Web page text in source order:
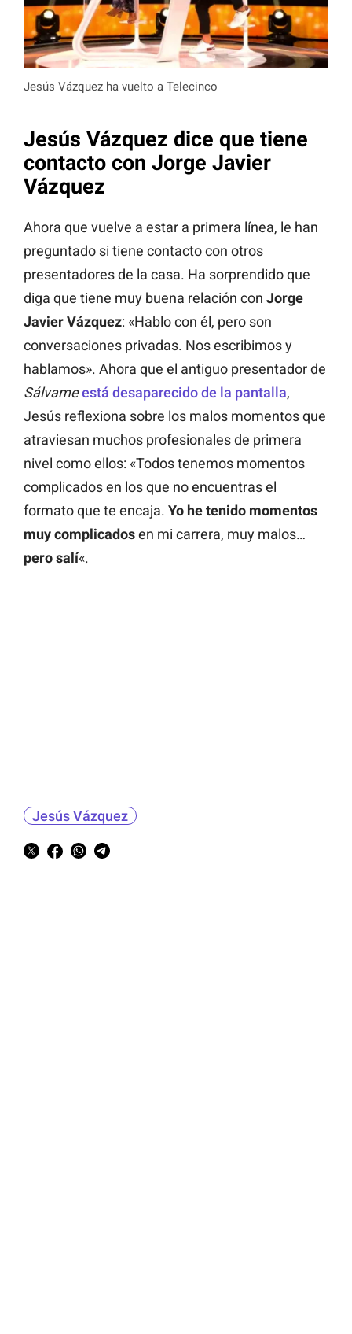
Jesús Vázquez ha vuelto a Telecinco
Jesús Vázquez dice que tiene
contacto con Jorge Javier
Vázquez
Ahora que vuelve a estar a primera línea, le han
preguntado si tiene contacto con otros
presentadores de la casa. Ha sorprendido que
diga que tiene muy buena relación con Jorge
Javier Vázquez: «Hablo con él, pero son
conversaciones privadas. Nos escribimos y
hablamos». Ahora que el antiguo presentador de
Sálvameestá desaparecido de la pantalla,
Jesús reflexiona sobre los malos momentos que
atraviesan muchos profesionales de primera
nivel como ellos: «Todos tenemos momentos
complicados en los que no encuentras el
formato que te encaja. Yo he tenido momentos
muy complicadosen mi carrera, muy malos…
pero salí«.
Jesús Vázquez